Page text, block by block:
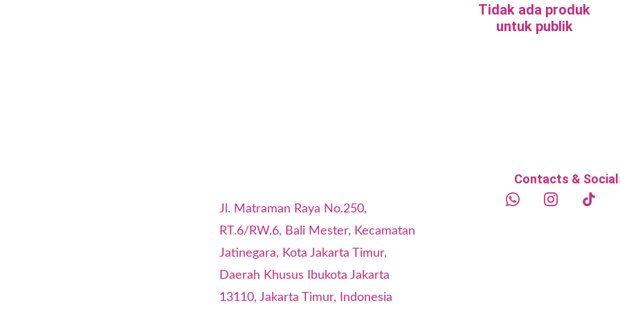
Tidak ada produk
untuk publik
Contacts &
Jl. Matraman Raya No.250,
RT.6/RW.6, Bali Mester, Kecamatan
Jatinegara, Kota Jakarta Timur,
Daerah Khusus Ibukota Jakarta
13110, Jakarta Timur, Indonesia